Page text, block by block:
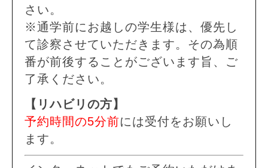
さい。
※通学前にお越しの学生様は、優先し
て診察させていただきます。その為順
番が前後することがございます旨、ご
了承ください。
【リハビリの方】
予約時間の5分前には受付をお願いし
ます。